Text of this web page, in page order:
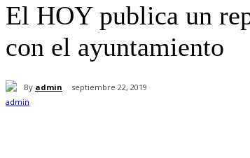
El HOY publica un
con el ayuntamiento
By admin septiembre 22, 2019